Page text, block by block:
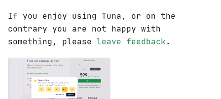
If you enjoy using Tuna, or on the
contrary you are not happy with
something, please leave feedback .